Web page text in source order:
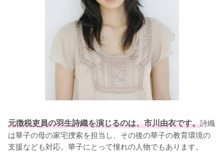
元徴税吏員の羽生詩織を演じるのは、市川由衣です。詩織
は華⼦の⺟の家宅捜索を担当し、その後の華⼦の教育環境の
⽀援なども対応。華子にとって憧れの人物でもあります。